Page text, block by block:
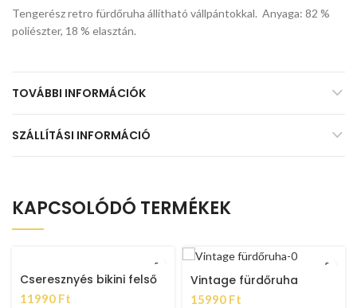
Tengerész retro fürdőruha állítható vállpántokkal. Anyaga: 82 %
poliészter, 18 % elasztán.
TOVÁBBI INFORMÁCIÓK
SZÁLLÍTÁSI INFORMÁCIÓ
KAPCSOLÓDÓ TERMÉKEK
Cseresznyés bikini felső
11990 Ft
Vintage fürdőruha
15990 Ft